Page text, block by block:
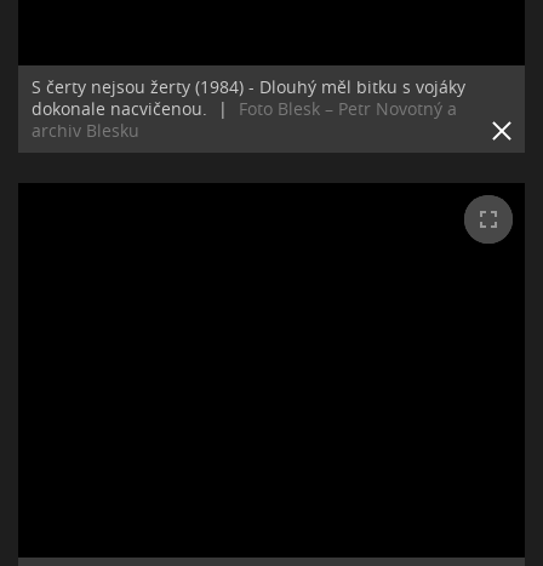
S čerty nejsou žerty (1984) - Dlouhý měl bitku s vojáky
dokonale nacvičenou.
|
Foto Blesk – Petr Novotný a
archiv Blesku